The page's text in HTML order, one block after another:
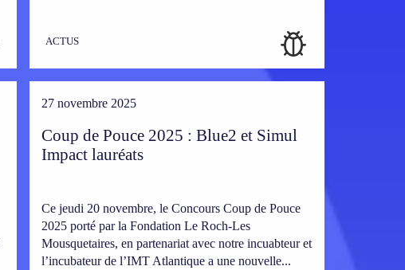
ACTUS
27 novembre 2025
Coup de Pouce 2025 : Blue2 et Simul
Impact lauréats
Ce jeudi 20 novembre, le Concours Coup de Pouce
2025 porté par la Fondation Le Roch-Les
Mousquetaires, en partenariat avec notre incuabteur et
l’incubateur de l’IMT Atlantique a une nouvelle...